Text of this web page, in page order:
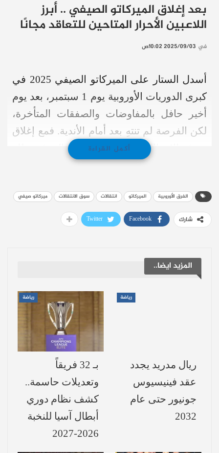
بعد إغلاق الميركاتو الصيفي .. أبرز
اللاعبين الأحرار المتاحين للتعاقد مجانًا
في 2025/09/03 10:02ص
أسدل الستار على الميركاتو الصيفي 2025 في
كبرى الدوريات الأوروبية يوم 1 سبتمبر، بعد يوم
أخير حافل بالمفاوضات والصفقات المتأخرة،
لكن الفرصة لم تنتهِ بعد أمام الأندية. فمع إغلاق
سوق الانتقالات رسميًا، لا تزال الفرق تملك
خيارًا استثنائيًا يتمثل في التعاقد مع اللاعبين
أي نادٍ حاليًا.
هذه الفئة من اللاعبين يمكن ضمها في أي وقت
قوائم الفرق، مما يجعلها فرصة ذهبية للفرق
الباحثة عن تعزيز الصفوف دون دفع رسوم
حراس مرمى متاحون بالمجان
رغم انتهاء سوق الانتقالات الصيفية، إلا أن بعض
حراس المرمى ما زالوا متاحين مجانًا، وأبرزهم:
فران فييتيس (26 عامًا): شارك في 16 مباراة مع
ريال بيتيس الموسم الماضي ويملك مستقبلًا
أكمل القراءة
الفرق الأوروبية الميركاتو انتقالات سوق الانتقالات ميركاتو صيفي
شارك Facebook
Twitter
المزيد ايضا..
رياضة
ريال مدريد يجدد
عقد فينيسيوس
جونيور حتى عام
2032
رياضة
بـ 32 فريقاً
وتعديلات حاسمة..
كشف نظام دوري
أبطال آسيا للنخبة
2026-2027